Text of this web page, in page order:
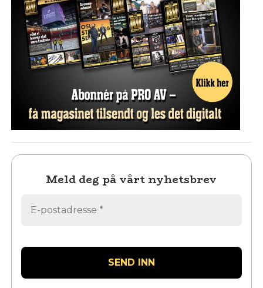
Meld deg på vårt nyhetsbrev